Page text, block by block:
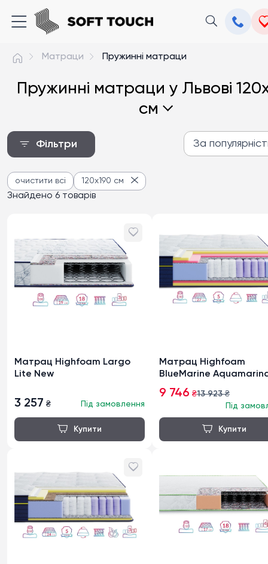
Матраци Пружинні матраци
Пружинні матраци у Львові
см
Фільтри За
Знайдено 6 товарів
очистити всі 120x190 см
Матрац Highfoam Largo
Lite New
3 257 ₴ Під замовлення
Матрац Highfoam
BlueMarine
9 746 ₴13 923₴
Під